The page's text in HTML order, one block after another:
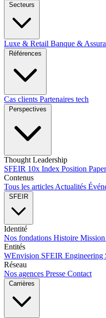
Secteurs
Luxe & Retail Banque &
Références
Cas clients Partenaires tech
Perspectives
Thought Leadership
SFEIR 10x Index Position
Contenus
Tous les articles Actualités
SFEIR
Identité
Nos fondations Histoire Mission
Entités
WEnvision SFEIR Engineering
Réseau
Nos agences Presse Contact
Carrières